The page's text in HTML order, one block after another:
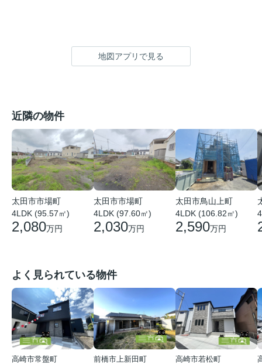
地図アプリで見る
近隣の物件
太田市市場町
4LDK (95.57㎡)
2,080万円
太田市市場町
4LDK (97.60㎡)
2,030万円
太田市鳥山上町
4LDK (106.82㎡)
2,590万円
よく見られている物件
高崎市常盤町
前橋市上新田町
高崎市若松町